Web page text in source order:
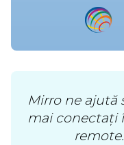
Mirro ne ajută
mai conectați